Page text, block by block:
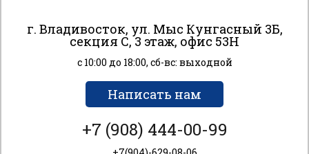
Виза в Чехию
Виза в Швейцарию
Виза в Швецию
Виза в Эстонию
г. Владивосток, ул. Мыс Кунгасный 3Б,
секция С, 3 этаж, офис 53H
с 10:00 до 18:00, сб-вс: выходной
Написать нам
+7 (908) 444-00-99
К сайту подключен сервис веб-аналитики Яндекс
Метрика, использующий cookie-файлы для анализа
пользовательской активности. Вы даете согласие
на обработку персональных данных с помощью этого
Соглашаюсь